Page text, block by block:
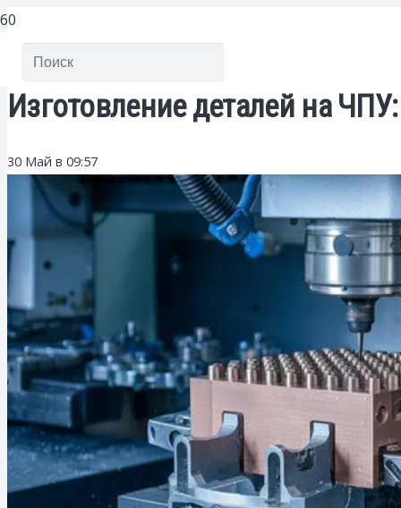
Изготовление деталей на
30 Май в 09:57